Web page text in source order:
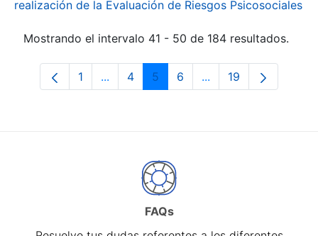
realización de la Evaluación de Riesgos Psicosociales
Mostrando el intervalo 41 - 50 de 184 resultados.
Página
1 ...Páginas intermedias Use TAB para
Página
4 Página
5 Página
6 ...Páginas intermedias
Página
19
FAQs